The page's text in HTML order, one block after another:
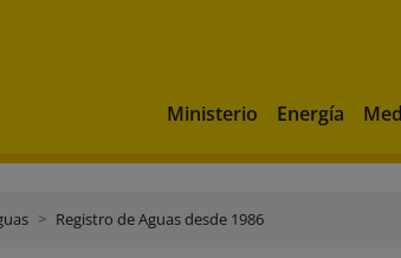
Ministerio Energía
Registro de Aguas desde 1986